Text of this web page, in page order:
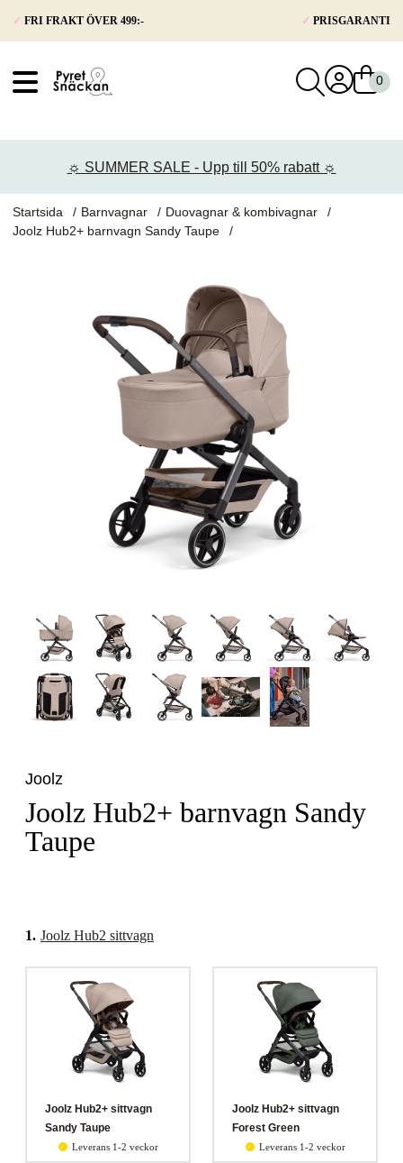
✓ FRI FRAKT ÖVER 499:- ✓ PRISGARANTI
☼ SUMMER SALE - Upp till 50% rabatt ☼
Startsida Barnvagnar
Duovagnar & kombivagnar
Joolz Hub2+ barnvagn Sandy Taupe
Joolz
Joolz Hub2+ barnvagn Sandy
Taupe
1. Joolz Hub2 sittvagn
Joolz Hub2+ sittvagn
Sandy Taupe
Leverans 1-2 veckor
Joolz Hub2+ sittvagn
Forest Green
Leverans 1-2 veckor
Barnvagnar
Bilbarnstolar
Barn & Baby
Leksaker
Förälder
Möbler & bädd
Tillbehör
Reservdelar
Kampanjer
Presenttips
Våra favoriter
Varumärken
Sol och bad Outlet Kontakta oss
Uthyrning Vår butik